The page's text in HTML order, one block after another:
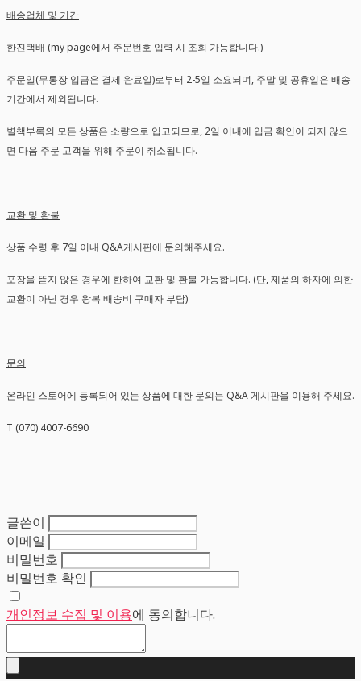
배송업체 및 기간
한진택배 (my page에서 주문번호 입력 시 조회 가능합니다.)
주문일(무통장 입금은 결제 완료일)로부터 2-5일 소요되며, 주말 및 공휴일은 배송
기간에서 제외됩니다.
별책부록의 모든 상품은 소량으로 입고되므로, 2일 이내에 입금 확인이 되지 않으
면 다음 주문 고객을 위해 주문이 취소됩니다.
교환 및 환불
상품 수령 후 7일 이내 Q&A게시판에 문의해주세요.
포장을 뜯지 않은 경우에 한하여 교환 및 환불 가능합니다. (단, 제품의 하자에 의한
교환이 아닌 경우 왕복 배송비 구매자 부담)
문의
온라인 스토어에 등록되어 있는 상품에 대한 문의는 Q&A 게시판을 이용해 주세요.
T (070) 4007-6690
글쓴이
이메일
비밀번호
비밀번호 확인
개인정보 수집 및 이용에 동의합니다.